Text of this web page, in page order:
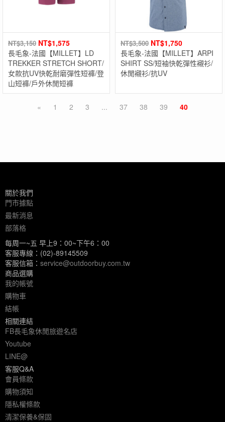
NT$3,150 NT$1,575
長毛象-法國【MILLET】LD
TREKKER STRETCH SHORT/
女款抗UV快乾耐磨彈性短褲/登
山短褲/戶外休閒短褲
NT$3,500 NT$1,750
長毛象-法國【MILLET】ARPI
SHIRT SS/短袖快乾彈性襯衫/
休閒襯衫/抗UV
« 1 2 3 ... 37 38 39 40
關於我們
門市據點
最新消息
部落格
每周一~五 早上9：00~下午6：00
客服專線：(02)-89145509
客服信箱： service@outdoorbuy.com.tw
商品選購
我的帳號
購物車
結帳
相關連結
FB長毛象休閒旅遊名店
Youtube
LINE@
客服Q&A
會員條款
購物須知
隱私權條款
清潔保養&保固